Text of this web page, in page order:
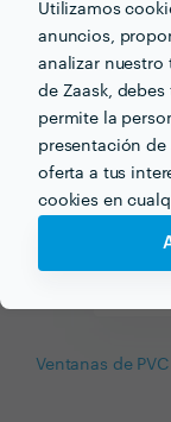
Utilizamos
anuncios,
analizar nuestro
de Zaask,
permite la
presentación
oferta a tus
cookies en
Ventanas de PVC